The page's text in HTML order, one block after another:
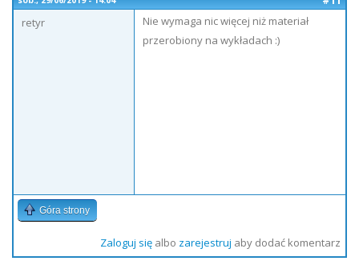
retyr
Nie wymaga nic więcej niż materiał
przerobiony na wykładach :)
Góra strony
Zaloguj sięalbo zarejestruj aby dodać komentarz